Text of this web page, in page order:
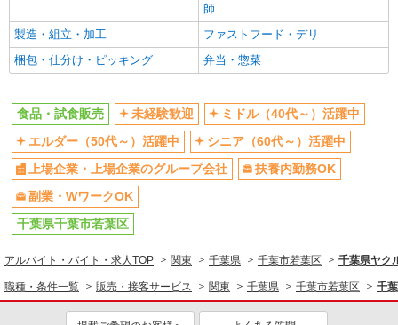
師
製造・組立・加工
ファストフード・デリ
梱包・仕分け・ピッキング
弁当・惣菜
食品・試食販売 未経験歓迎
ミドル（40代～）活躍中
エルダー（50代～）活躍中
シニア（60代～）活躍中
上場企業・上場企業のグループ会社
扶養内勤務OK
副業・WワークOK
千葉県千葉市若葉区
アルバイト・バイト・求人TOP 関東 千葉県 千葉市若葉区 千葉県ヤク
職種・条件一覧 販売・接客サービス 関東 千葉県 千葉市若葉区 千